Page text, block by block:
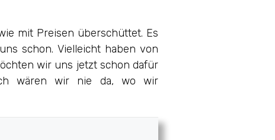
mit Preisen überschüttet. Es
schon. Vielleicht haben von
wir uns jetzt schon dafür
wären wir nie da, wo wir